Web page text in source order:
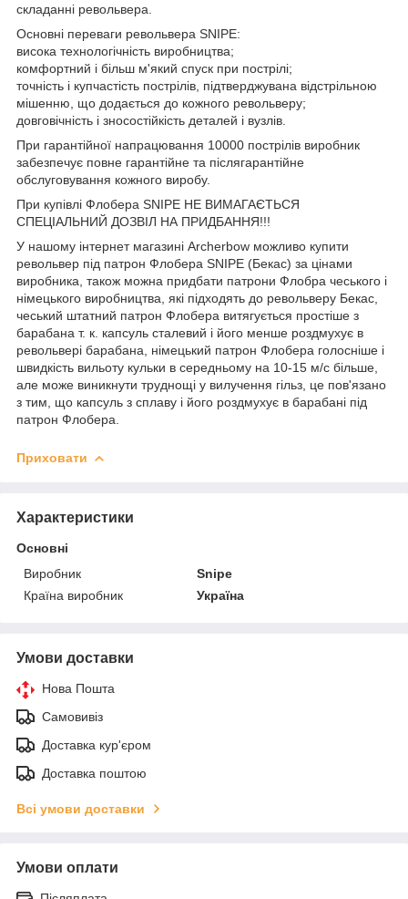
складанні револьвера.
Основні переваги револьвера SNIPE:
висока технологічність виробництва;
комфортний і більш м'який спуск при пострілі;
точність і купчастість пострілів, підтверджувана відстрільною
мішенню, що додається до кожного револьверу;
довговічність і зносостійкість деталей і вузлів.
При гарантійної напрацювання 10000 пострілів виробник
забезпечує повне гарантійне та післягарантійне
обслуговування кожного виробу.
При купівлі Флобера SNIPE НЕ ВИМАГАЄТЬСЯ
СПЕЦІАЛЬНИЙ ДОЗВІЛ НА ПРИДБАННЯ!!!
У нашому інтернет магазині Archerbow можливо купити
револьвер під патрон Флобера SNIPE (Бекас) за цінами
виробника, також можна придбати патрони Флобра чеського і
німецького виробництва, які підходять до револьверу Бекас,
чеський штатний патрон Флобера витягується простіше з
барабана т. к. капсуль сталевий і його менше роздмухує в
револьвері барабана, німецький патрон Флобера голосніше і
швидкість вильоту кульки в середньому на 10-15 м/с більше,
але може виникнути труднощі у вилучення гільз, це пов'язано
з тим, що капсуль з сплаву і його роздмухує в барабані під
патрон Флобера.
Приховати
Характеристики
Основні
Виробник
Snipe
Країна виробник
Україна
Умови доставки
Нова Пошта
Самовивіз
Доставка кур'єром
Доставка поштою
Всі умови доставки
Умови оплати